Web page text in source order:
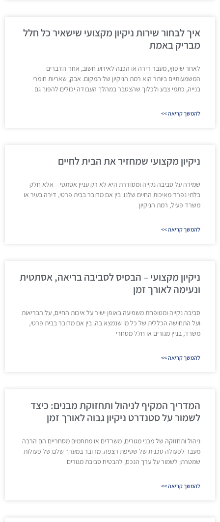
איך לבחור שירות ניקיון מקצועי שישאיר כל חלל
מבריק באמת
לאחר שיפוץ, מעבר דירה או הכנה לאירוע חשוב, אחד הדברים
המשמעותיים ביותר הוא רמת הניקיון של המקום. אבק, שאריות חומרי
בנייה, כתמי צבע ולכלוך שהצטבר במהלך העבודה יכולים להפוך גם
להמשך קריאה >>
ניקיון מקצועי שמחזיר את הבית לחיים
שמירה על סביבה נקייה ומסודרת היא לא רק עניין אסתטי – אלא חלק
בלתי נפרד מאיכות החיים שלנו. בין אם מדובר בבית פרטי, דירה בעיר או
משרד פעיל, רמת הניקיון
להמשך קריאה >>
ניקיון מקצועי – הבסיס לסביבה בריאה, אסתטית
ונעימה לאורך זמן
סביבה נקייה ומטופחת משפיעה באופן ישיר על איכות החיים, על הבריאות
ועל התחושה הכללית של כל מי שנמצא בה. בין אם מדובר בבית פרטי,
משרד, בניין מגורים או חלל מסחרי
להמשך קריאה >>
המדריך המקיף לניהול ותחזוקת מבנים: כיצד
לשמור על סטנדרט ניקיון גבוה לאורך זמן
ניהול ותחזוקה של מבני מגורים, משרדים או מתחמים מסחריים הם הרבה
מעבר לפעולה טכנית של שטיפת רצפה. מדובר במערך שלם של פעולות
שמטרתן לשמור על ערך הנכס, להבטיח סביבת מגורים
להמשך קריאה >>